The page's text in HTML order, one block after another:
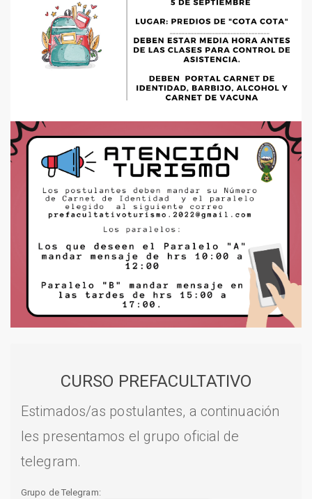
CURSO PREFACULTATIVO
Estimados/as postulantes, a continuación
les presentamos el grupo oficial de
telegram.
Grupo de Telegram: